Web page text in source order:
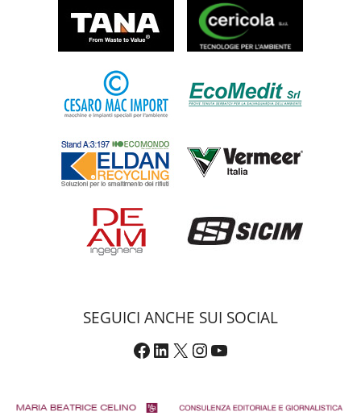
SEGUICI ANCHE SUI SOCIAL
Facebook
LinkedIn
X Instagram
YouTube